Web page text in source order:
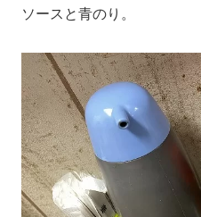
ソースと青のり。